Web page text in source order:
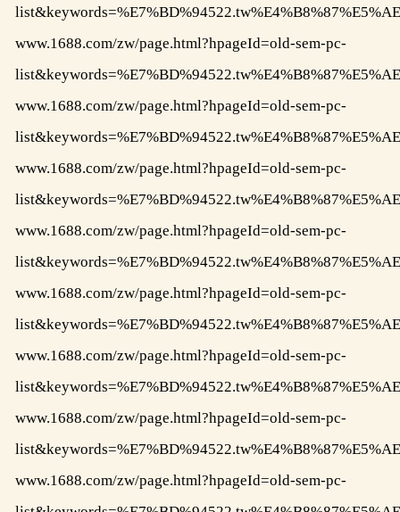
www.1688.com/zw/page.html?hpageId=old-sem-pc-
www.1688.com/zw/page.html?hpageId=old-sem-pc-
www.1688.com/zw/page.html?hpageId=old-sem-pc-
www.1688.com/zw/page.html?hpageId=old-sem-pc-
www.1688.com/zw/page.html?hpageId=old-sem-pc-
www.1688.com/zw/page.html?hpageId=old-sem-pc-
www.1688.com/zw/page.html?hpageId=old-sem-pc-
www.1688.com/zw/page.html?hpageId=old-sem-pc-